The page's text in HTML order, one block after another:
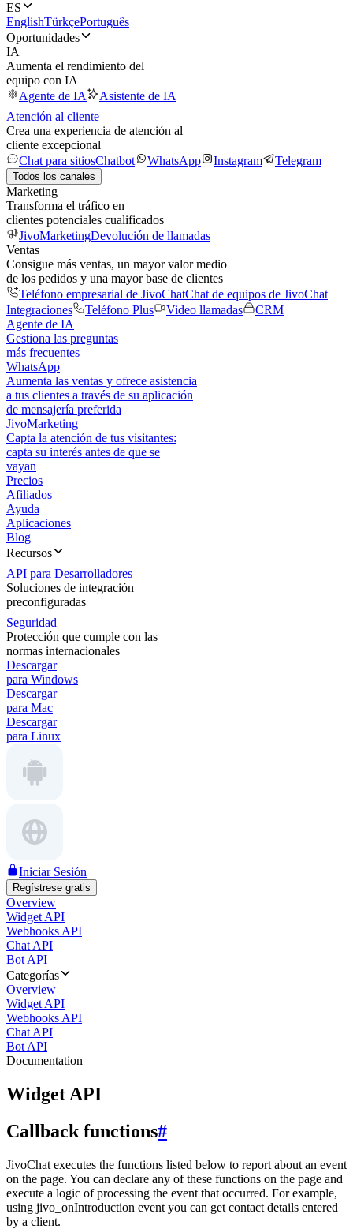
ES
EnglishTürkçePortuguês
Oportunidades
IA
Aumenta el rendimiento del
equipo con IA
Agente de IA
Asistente de IA
Atención al cliente
Crea una experiencia de atención al
cliente excepcional
Chat para sitiosChatbot WhatsApp Instagram Telegram
Todos los canales
Marketing
Transforma el tráfico en
clientes potenciales cualificados
JivoMarketingDevolución de llamadas
Ventas
Consigue más ventas, un mayor valor medio
de los pedidos y una mayor base de clientes
Teléfono empresarial de JivoChatChat de equipos de JivoChat
Integraciones
Teléfono Plus Video llamadas
CRM
Agente de IA
Gestiona las preguntas
más frecuentes
WhatsApp
Aumenta las ventas y ofrece asistencia
a tus clientes a través de su aplicación
de mensajería preferida
JivoMarketing
Capta la atención de tus visitantes:
capta su interés antes de que se
vayan
Precios
Afiliados
Ayuda
Aplicaciones
Blog
Recursos
API para Desarrolladores
Soluciones de integración
preconfiguradas
Seguridad
Protección que cumple con las
normas internacionales
Descargar
para Windows
Descargar
para Mac
Descargar
para Linux
Iniciar Sesión
Regístrese gratis
Overview
Widget API
Webhooks API
Chat API
Bot API
Categorías
Overview
Widget API
Webhooks API
Chat API
Bot API
Documentation
Widget API
Callback functions#
JivoChat executes the functions listed below to report about an event
on the page. You can declare any of these functions on the page and
execute a logic of processing the event that occurred. For example,
using jivo_onIntroduction event you can get contact details entered
by a client.